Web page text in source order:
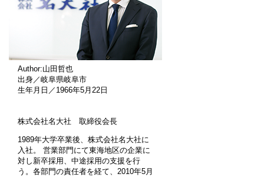
Author:山田哲也
出身／岐阜県岐阜市
生年月日／1966年5月22日
株式会社名大社 取締役会長
1989年大学卒業後、株式会社名大社に
入社。 営業部門にて東海地区の企業に
対し新卒採用、中途採用の支援を行
う。各部門の責任者を経て、2010年5月